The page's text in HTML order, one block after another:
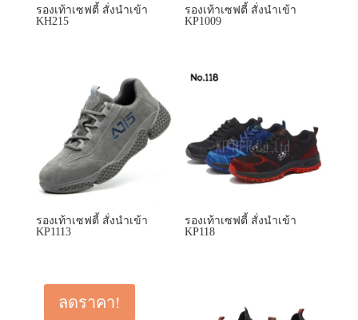
รองเท้าเซฟตี้ สั่งนำเข้า
KH215
รองเท้าเซฟตี้ สั่งนำเข้า
KP1009
รองเท้าเซฟตี้ สั่งนำเข้า
KP1113
รองเท้าเซฟตี้ สั่งนำเข้า
KP118
ลดราคา!